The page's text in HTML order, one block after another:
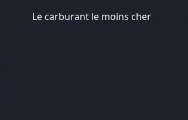
Le carburant le moins cher